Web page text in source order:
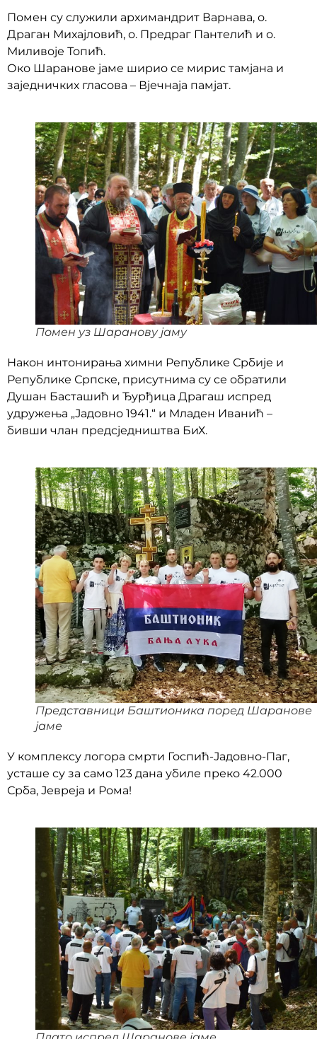
Помен су служили архимандрит Варнава, о.
Драган Михајловић, о. Предраг Пантелић и о.
Миливоје Топић.
Око Шаранове јаме ширио се мирис тамјана и
заједничких гласова – Вјечнаја памјат.
Помен уз Шаранову јаму
Након интонирања химни Републике Србије и
Републике Српске, присутнима су се обратили
Душан Басташић и Ђурђица Драгаш испред
удружења „Јадовно 1941.“ и Младен Иванић –
бивши члан предсједништва БиХ.
Представници Баштионика поред Шаранове
јаме
У комплексу логора смрти Госпић-Јадовно-Паг,
усташе су за само 123 дана убиле преко 42.000
Срба, Јевреја и Рома!